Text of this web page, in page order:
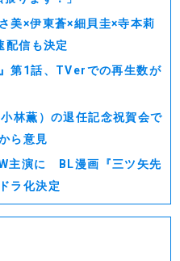
美×伊東蒼×細貝圭×寺本莉
信も決定
第1話、TVerでの再生数が
林薫）の退任記念祝賀会で
ら意見
主演に BL漫画『三ツ矢先
ラ化決定